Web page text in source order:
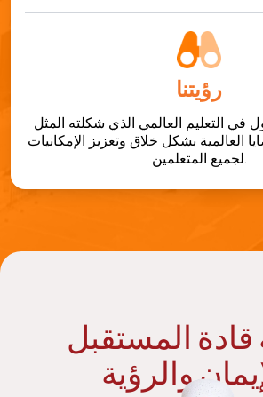
رؤيتنا
في التعليم العالمي الذي شكلته المثل
العالمية بشكل خلاق وتعزيز الإمكانيات
لجميع المتعلمين.
قادة المستقبل
والرؤية